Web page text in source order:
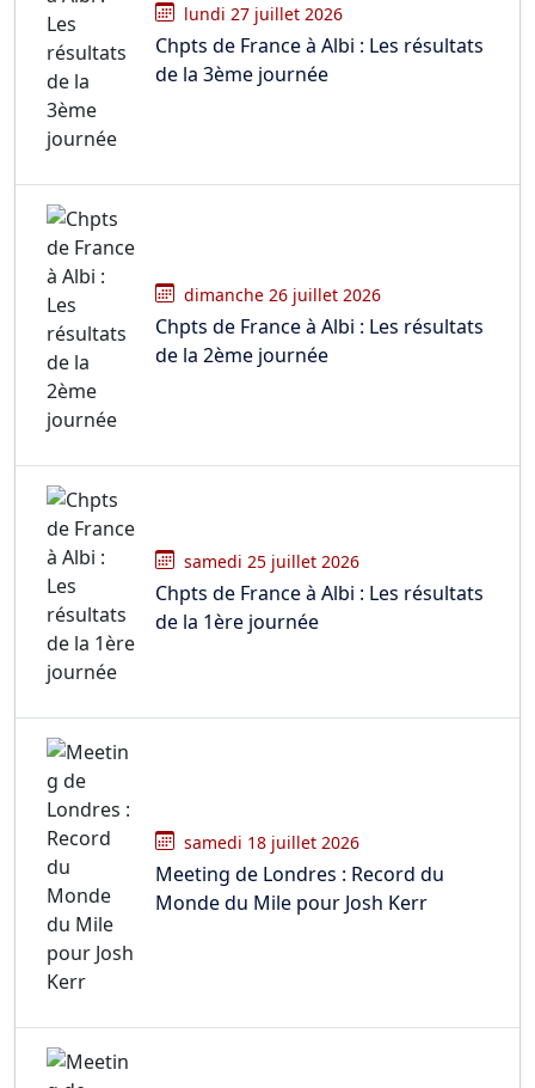
lundi 27 juillet 2026
Chpts de France à Albi : Les résultats
de la 3ème journée
dimanche 26 juillet 2026
Chpts de France à Albi : Les résultats
de la 2ème journée
samedi 25 juillet 2026
Chpts de France à Albi : Les résultats
de la 1ère journée
samedi 18 juillet 2026
Meeting de Londres : Record du
Monde du Mile pour Josh Kerr